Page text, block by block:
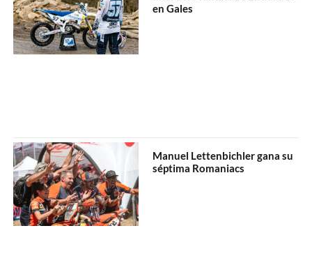
en Gales
Manuel Lettenbichler gana su
séptima Romaniacs